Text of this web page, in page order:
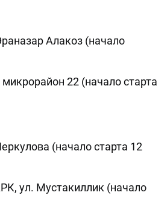
Алакоз (начало
22 (начало старта
(начало старта 12
ул. Мустакиллик (начало